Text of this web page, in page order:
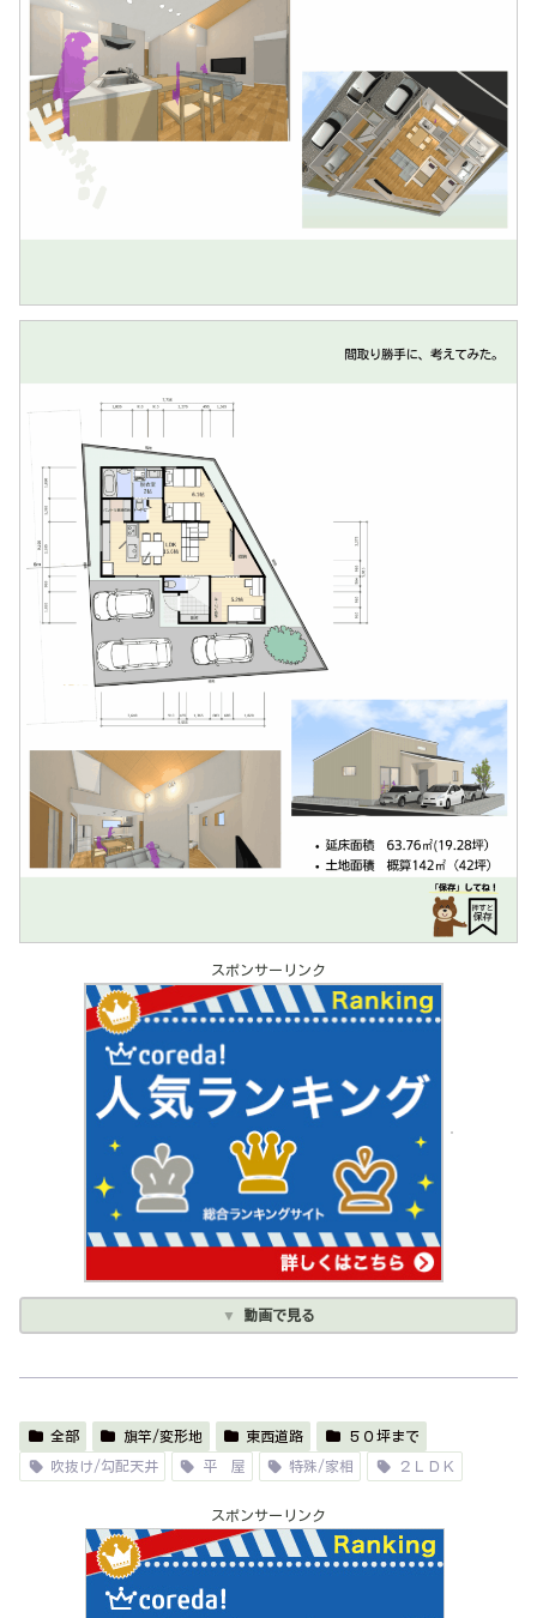
スポンサーリンク
動画で見る
全部 旗竿/変形地 東西道路 ５０坪まで
吹抜け/勾配天井 平 屋 特殊/家相 ２ＬＤＫ
スポンサーリンク